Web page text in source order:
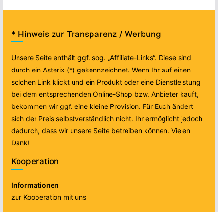
* Hinweis zur Transparenz / Werbung
Unsere Seite enthält ggf. sog. „Affiliate-Links“. Diese sind
durch ein Asterix (*) gekennzeichnet. Wenn Ihr auf einen
solchen Link klickt und ein Produkt oder eine Dienstleistung
bei dem entsprechenden Online-Shop bzw. Anbieter kauft,
bekommen wir ggf. eine kleine Provision. Für Euch ändert
sich der Preis selbstverständlich nicht. Ihr ermöglicht jedoch
dadurch, dass wir unsere Seite betreiben können. Vielen
Dank!
Kooperation
Informationen
zur Kooperation mit uns